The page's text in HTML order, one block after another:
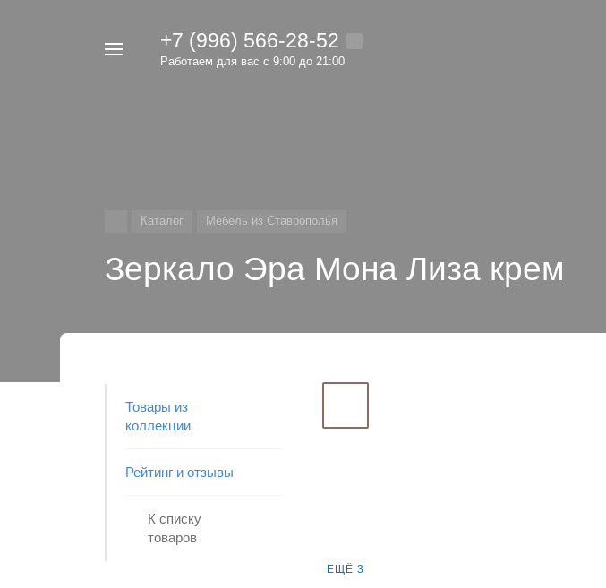
+7 (996) 566-28-52
Работаем для вас с 9:00 до 21:00
Каталог Мебель из Ставрополья
Зеркало Эра Мона Лиза крем
Товары из
коллекции
Рейтинг и отзывы
К списку
товаров
ЕЩЁ 3